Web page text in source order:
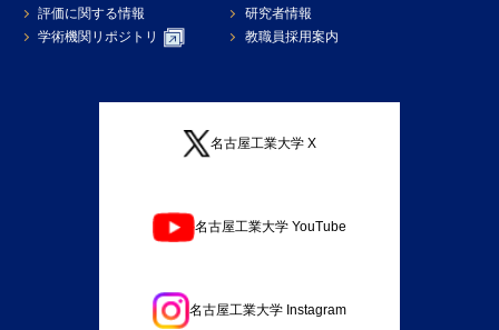
評価に関する情報
研究者情報
学術機関リポジトリ
教職員採用案内
名古屋工業大学 X
名古屋工業大学 YouTube
名古屋工業大学 Instagram